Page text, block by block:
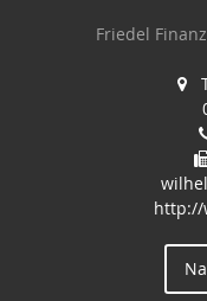
Friedel
http://